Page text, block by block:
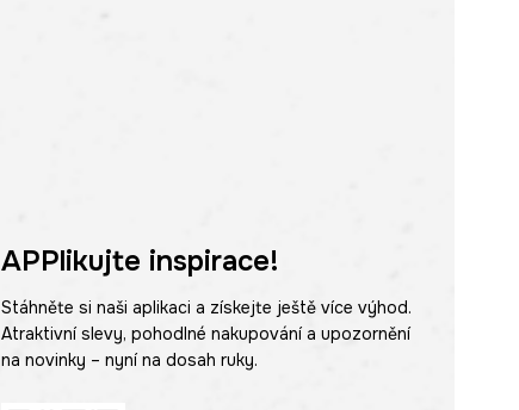
APPlikujte inspirace!
Stáhněte si naši aplikaci a získejte ještě více výhod.
Atraktivní slevy, pohodlné nakupování a upozornění
na novinky – nyní na dosah ruky.